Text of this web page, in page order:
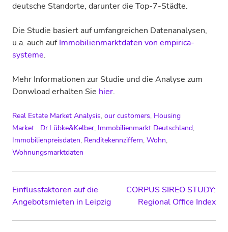
deutsche Standorte, darunter die Top-7-Städte.
Die Studie basiert auf umfangreichen Datenanalysen,
u.a. auch aufImmobilienmarktdaten von empirica-
systeme.
Mehr Informationen zur Studie und die Analyse zum
Donwload erhalten Sie hier.
Real Estate Market Analysis, our customers, Housing
Market
Dr.Lübke&Kelber, Immobilienmarkt Deutschland,
Immobilienpreisdaten, Renditekennziffern, Wohn,
Wohnungsmarktdaten
Post
navigation
Einflussfaktoren auf die
Angebotsmieten in Leipzig
CORPUS SIREO STUDY:
Regional Office Index